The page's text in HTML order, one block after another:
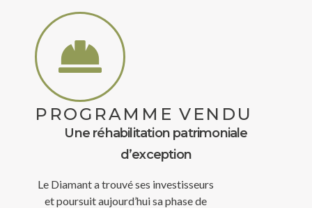
PROGRAMME VENDU
Une réhabilitation patrimoniale
d’exception
Le Diamant a trouvé ses investisseurs
et poursuit aujourd’hui sa phase de